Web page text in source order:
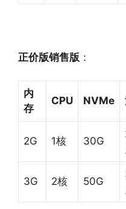
正价版销售版 ：
内
存
CPU NVMe
2G 1核 30G
3G 2核 50G